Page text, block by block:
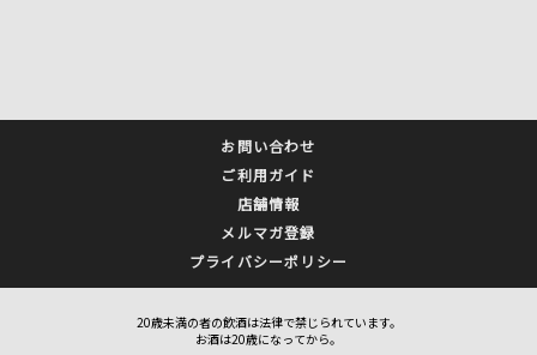
お問い合わせ
ご利用ガイド
店舗情報
メルマガ登録
プライバシーポリシー
20歳未満の者の飲酒は法律で禁じられています。
お酒は20歳になってから。